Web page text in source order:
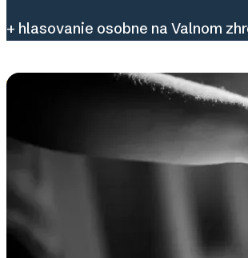
+ hlasovanie osobne na Valnom